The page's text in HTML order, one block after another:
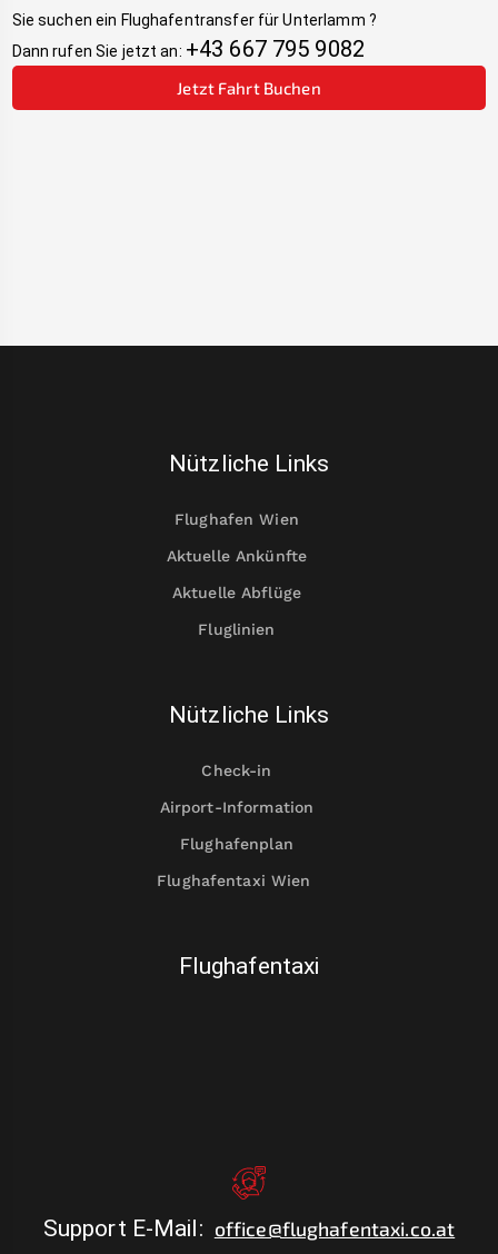
Sie suchen ein Flughafentransfer für Unterlamm ?
Dann rufen Sie jetzt an: +43 667 795 9082
Jetzt Fahrt Buchen
Nützliche Links
Flughafen Wien
Aktuelle Ankünfte
Aktuelle Abflüge
Fluglinien
Nützliche Links
Check-in
Airport-Information
Flughafenplan
Flughafentaxi Wien
Flughafentaxi
Support E-Mail: office@flughafentaxi.co.at